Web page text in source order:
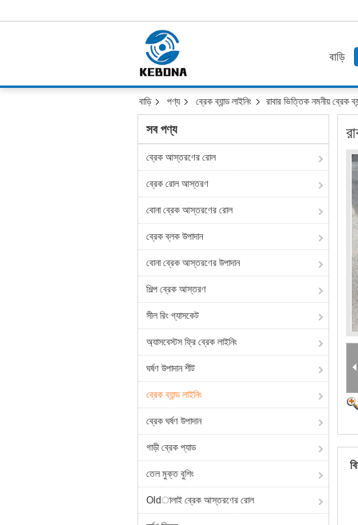
বাড়ি
বাড়ি পণ্য ব্রেক ব্যান্ড লাইনিং রাবার ভিত্তিক নমনীয় ব্রেক
সব পণ্য
ব্রেক আস্তরণের রোল
ব্রেক রোল আস্তরণ
বোনা ব্রেক আস্তরণের রোল
ব্রেক ব্লক উপাদান
বোনা ব্রেক আস্তরণের উপাদান
শিল্প ব্রেক আস্তরণ
সীল রিং গ্যাসকেট
অ্যাসবেস্টস ফ্রি ব্রেক লাইনিং
ঘর্ষণ উপাদান শীট
ব্রেক ব্যান্ড লাইনিং
ব্রেক ঘর্ষণ উপাদান
গাড়ী ব্রেক প্যাড
তেল মুক্ত বুশিং
Oldালাই ব্রেক আস্তরণের রোল